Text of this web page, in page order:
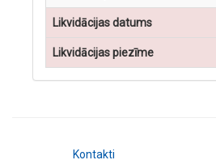
Likvidācijas datums
Likvidācijas piezīme
Kontakti